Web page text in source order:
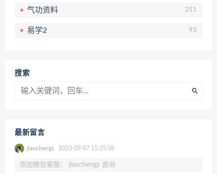
气功资料 211
易学2 93
搜索
最新留言
jiaochengs 2023-09-07 15:35:58
添加微信客服： jiaochengs 咨询